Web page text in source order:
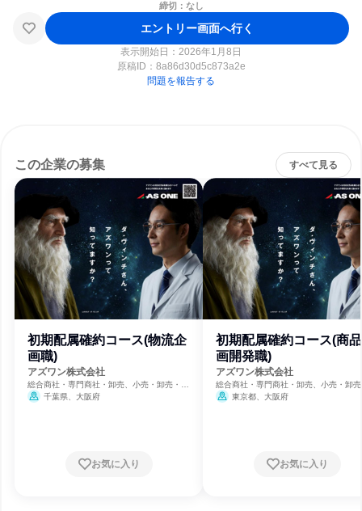
締切：なし
エントリー画面へ行く
表示開始日：2026年1月8日
原稿ID： 8a86d30d5c873a2e
問題を報告する
この企業の募集 すべて見る
初期配属確約コース(物流企
画職)
アズワン株式会社
総合商社・専門商社・卸売、小売・卸売・商
社、機械・医療機器メーカー
千葉県、大阪府
お気に入り
初期配属確約コース(商
画開発職)
アズワン株式会社
総合商社・専門商社・卸売、小売・卸
社、機械・医療機器メーカー
東京都、大阪府
お気に入り